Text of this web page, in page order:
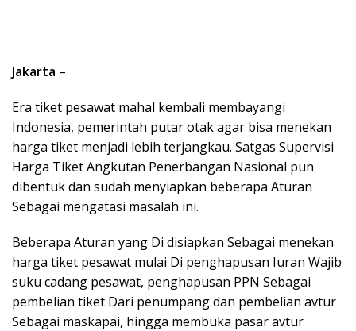
Jakarta –
Era tiket pesawat mahal kembali membayangi
Indonesia, pemerintah putar otak agar bisa menekan
harga tiket menjadi lebih terjangkau. Satgas Supervisi
Harga Tiket Angkutan Penerbangan Nasional pun
dibentuk dan sudah menyiapkan beberapa Aturan
Sebagai mengatasi masalah ini.
Beberapa Aturan yang Di disiapkan Sebagai menekan
harga tiket pesawat mulai Di penghapusan Iuran Wajib
suku cadang pesawat, penghapusan PPN Sebagai
pembelian tiket Dari penumpang dan pembelian avtur
Sebagai maskapai, hingga membuka pasar avtur